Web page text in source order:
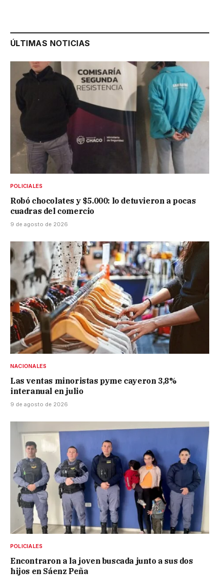
ÚLTIMAS NOTICIAS
POLICIALES
Robó chocolates y $5.000: lo detuvieron a pocas
cuadras del comercio
9 de agosto de 2026
NACIONALES
Las ventas minoristas pyme cayeron 3,8%
interanual en julio
9 de agosto de 2026
POLICIALES
Encontraron a la joven buscada junto a sus dos
hijos en Sáenz Peña